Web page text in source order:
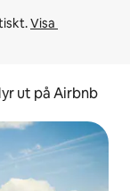
Visa
ut på Airbnb